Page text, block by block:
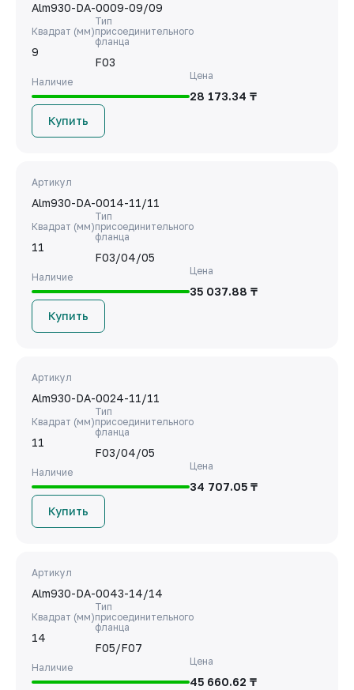
Alm930-DA-0009-09/09
Квадрат (мм)
9
Тип
присоединительного
фланца
F03
Наличие
Цена
28 173.34 ₸
Купить
Артикул
Alm930-DA-0014-11/11
Квадрат (мм)
11
Тип
присоединительного
фланца
F03/04/05
Наличие
Цена
35 037.88 ₸
Купить
Артикул
Alm930-DA-0024-11/11
Квадрат (мм)
11
Тип
присоединительного
фланца
F03/04/05
Наличие
Цена
34 707.05 ₸
Купить
Артикул
Alm930-DA-0043-14/14
Квадрат (мм)
14
Тип
присоединительного
фланца
F05/F07
Наличие
Цена
45 660.62 ₸